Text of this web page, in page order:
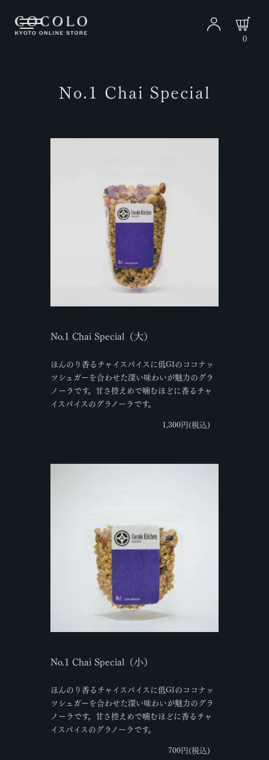
0
No.1 Chai Special
No.1 Chai Special（大）
ほんのり香るチャイスパイスに低GIのココナッ
ツシュガーを合わせた深い味わいが魅力のグラ
ノーラです。甘さ控えめで噛むほどに香るチャ
イスパイスのグラノーラです。
1,300円(税込)
No.1 Chai Special（小）
ほんのり香るチャイスパイスに低GIのココナッ
ツシュガーを合わせた深い味わいが魅力のグラ
ノーラです。甘さ控えめで噛むほどに香るチャ
イスパイスのグラノーラです。
700円(税込)